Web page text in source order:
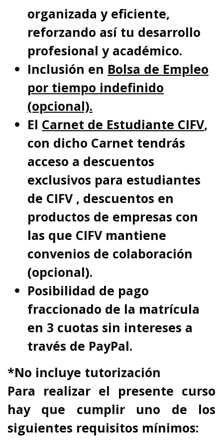
organizada y eficiente,
reforzando así tu desarrollo
profesional y académico.
Inclusión en Bolsa de Empleo
por tiempo indefinido
(opcional).
El Carnet de Estudiante CIFV,
con dicho Carnet tendrás
acceso a descuentos
exclusivos para estudiantes
de CIFV , descuentos en
productos de empresas con
las que CIFV mantiene
convenios de colaboración
(opcional).
Posibilidad de pago
fraccionado de la matrícula
en 3 cuotas sin intereses a
través de PayPal.
*No incluye tutorización
Para realizar el presente curso
hay que cumplir uno de los
siguientes requisitos mínimos: